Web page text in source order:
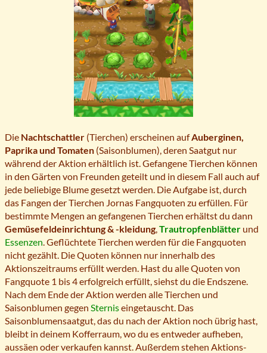
Die Nachtschattler (Tierchen) erscheinen aufAuberginen,
Paprika und Tomaten (Saisonblumen), deren Saatgut nur
während der Aktion erhältlich ist. Gefangene Tierchen können
in den Gärten von Freunden geteilt und in diesem Fall auch auf
jede beliebige Blume gesetzt werden. Die Aufgabe ist, durch
das Fangen der Tierchen Jornas Fangquoten zu erfüllen. Für
bestimmte Mengen an gefangenen Tierchen erhältst du dann
Gemüsefeldeinrichtung & -kleidung Trautropfenblätter und
Essenzen . Geflüchtete Tierchen werden für die Fangquoten
nicht gezählt. Die Quoten können nur innerhalb des
Aktionszeitraums erfüllt werden. Hast du alle Quoten von
Fangquote 1 bis 4 erfolgreich erfüllt, siehst du die Endszene.
Nach dem Ende der Aktion werden alle Tierchen und
Saisonblumen gegen Sterniseingetauscht. Das
Saisonblumensaatgut, das du nach der Aktion noch übrig hast,
bleibt in deinem Kofferraum, wo du es entweder aufheben,
aussäen oder verkaufen kannst. Außerdem stehen Aktions-